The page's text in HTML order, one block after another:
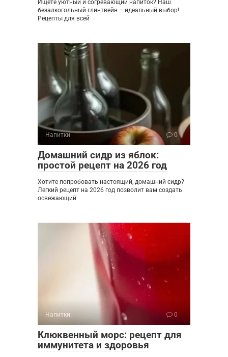
Ищете уютный и согревающий напиток? Наш
безалкогольный глинтвейн – идеальный выбор!
Рецепты для всей
Напитки 0
Домашний сидр из яблок:
простой рецепт на 2026 год
Хотите попробовать настоящий, домашний сидр?
Легкий рецепт на 2026 год позволит вам создать
освежающий
Напитки 0
Клюквенный морс: рецепт для
иммунитета и здоровья